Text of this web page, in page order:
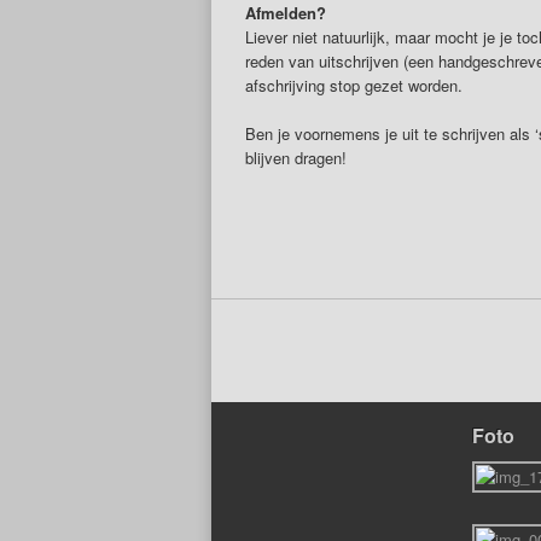
Afmelden?
Liever niet natuurlijk, maar mocht je je
reden van uitschrijven (een
afschrijving stop gezet worden.
Ben je voornemens je uit te schrijven als
blijven dragen!
Foto